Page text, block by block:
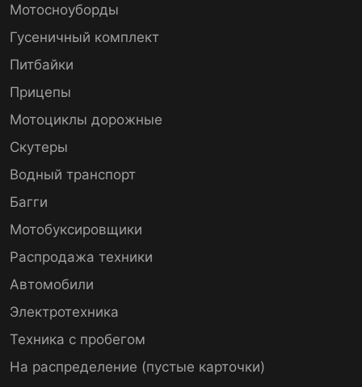
Мотосноуборды
Гусеничный комплект
Питбайки
Прицепы
Мотоциклы дорожные
Скутеры
Водный транспорт
Багги
Мотобуксировщики
Распродажа техники
Автомобили
Электротехника
Техника с пробегом
На распределение (пустые карточки)